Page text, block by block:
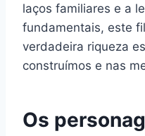
laços familiares e a
fundamentais, este
verdadeira riqueza
construímos e nas
Os